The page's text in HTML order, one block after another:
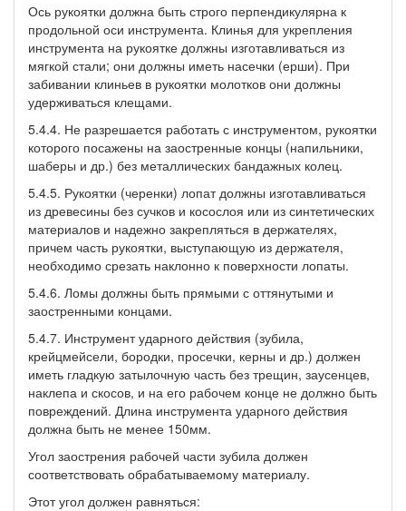
Ось рукоятки должна быть строго перпендикулярна к
продольной оси инструмента. Клинья для укрепления
инструмента на рукоятке должны изготавливаться из
мягкой стали; они должны иметь насечки (ерши). При
забивании клиньев в рукоятки молотков они должны
удерживаться клещами.
5.4.4. Не разрешается работать с инструментом, рукоятки
которого посажены на заостренные концы (напильники,
шаберы и др.) без металлических бандажных колец.
5.4.5. Рукоятки (черенки) лопат должны изготавливаться
из древесины без сучков и косослоя или из синтетических
материалов и надежно закрепляться в держателях,
причем часть рукоятки, выступающую из держателя,
необходимо срезать наклонно к поверхности лопаты.
5.4.6. Ломы должны быть прямыми с оттянутыми и
заостренными концами.
5.4.7. Инструмент ударного действия (зубила,
крейцмейсели, бородки, просечки, керны и др.) должен
иметь гладкую затылочную часть без трещин, заусенцев,
наклепа и скосов, и на его рабочем конце не должно быть
повреждений. Длина инструмента ударного действия
должна быть не менее 150мм.
Угол заострения рабочей части зубила должен
соответствовать обрабатываемому материалу.
Этот угол должен равняться: